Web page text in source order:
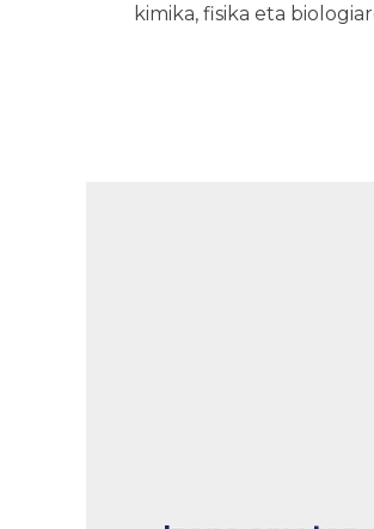
kimika, fisika eta